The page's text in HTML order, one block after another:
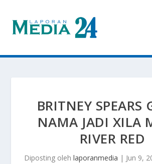
BRITNEY SPEARS
NAMA JADI XILA
RIVER RED
Diposting oleh laporanmedia | Jun 9,